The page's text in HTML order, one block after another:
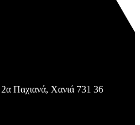
Παχιανά, Χανιά 731 36